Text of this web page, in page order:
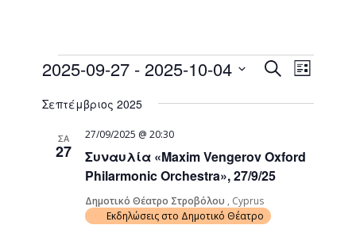
Events
SearchEvent
Views
List
2025-09-27 - 2025-10-04
date.
Σεπτέμβριος 2025
ΣΑ
27
Συναυλία «Maxim Vengerov Oxford
Philarmonic Orchestra», 27/9/25
27/09/2025 @ 20:30
Δημοτικό Θέατρο Στροβόλου , Cyprus
Εκδηλώσεις στο Δημοτικό Θέατρο